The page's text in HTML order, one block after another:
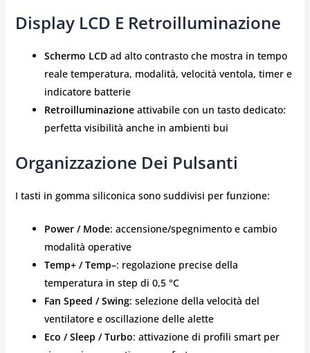
Display LCD E Retroilluminazione
Schermo LCDad alto contrasto che mostra in tempo
reale temperatura, modalità, velocità ventola, timer e
indicatore batterie
Retroilluminazioneattivabile con un tasto dedicato:
perfetta visibilità anche in ambienti bui
Organizzazione Dei Pulsanti
I tasti in gomma siliconica sono suddivisi per funzione:
Power / Mode: accensione/spegnimento e cambio
modalità operative
Temp+ / Temp–: regolazione precise della
temperatura in step di 0,5 °C
Fan Speed / Swing: selezione della velocità del
ventilatore e oscillazione delle alette
Eco / Sleep / Turbo: attivazione di profili smart per